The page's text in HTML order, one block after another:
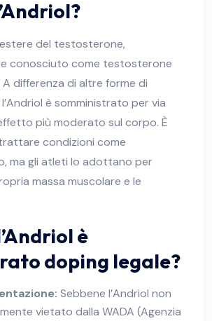
estere del testosterone,
conosciuto come testosterone
differenza di altre forme di
è somministrato per via
più moderato sul corpo. È
condizioni come
ma gli atleti lo adottano per
massa muscolare e le
è
doping legale?
Sebbene l’Andriol non
vietato dalla WADA (Agenzia